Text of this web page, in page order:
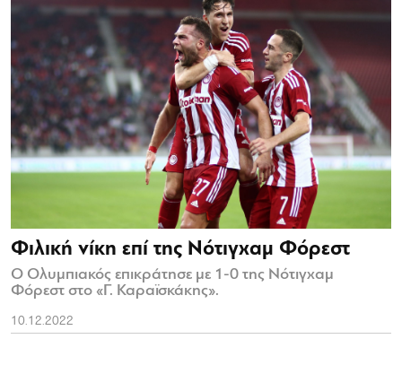
Φιλική νίκη επί της Νότιγχαμ Φόρεστ
Ο Ολυμπιακός επικράτησε με 1-0 της Νότιγχαμ
Φόρεστ στο «Γ. Καραϊσκάκης».
10.12.2022